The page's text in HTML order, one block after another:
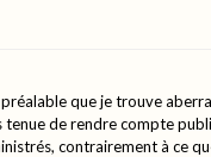
que je trouve
tenue de rendre compte
contrairement à ce